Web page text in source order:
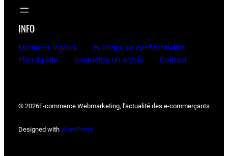
INFO
Mentions légales
Politique de confidentialité
Plan du site
Soumettre un article Contact
© 2026E-commerce Webmarketing, l'actualité des e-commerçants
Designed with WordPress